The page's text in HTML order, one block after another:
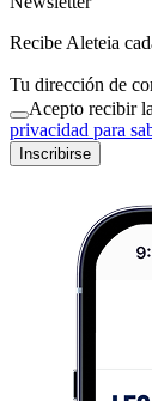
Recibe Aleteia
Tu dirección de
Acepto recibir
privacidad para
Inscribirse